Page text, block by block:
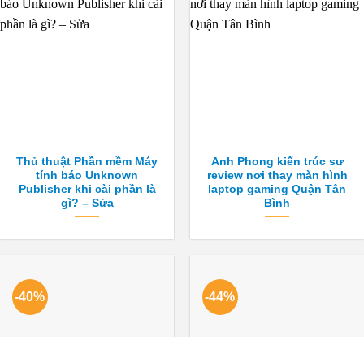
Thủ thuật Phần mềm Máy
tính báo Unknown
Publisher khi cài phần là
gì? – Sửa
Anh Phong kiến trúc sư
review nơi thay màn hình
laptop gaming Quận Tân
Bình
-40% -44%